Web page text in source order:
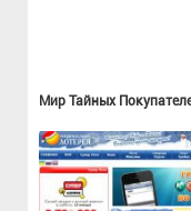
Мир Тайных